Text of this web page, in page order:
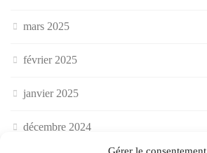
mars 2025
février 2025
janvier 2025
décembre 2024